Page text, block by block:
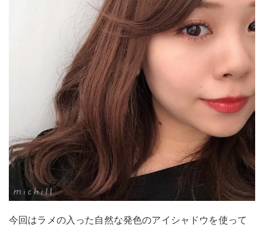
今回はラメの入った自然な発色のアイシャドウを使って